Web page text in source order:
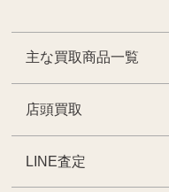
主な買取商品一覧
店頭買取
LINE査定